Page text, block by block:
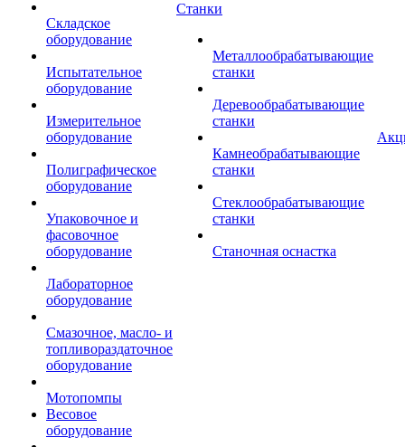
Складское
оборудование
Испытательное
оборудование
Измерительное
оборудование
Полиграфическое
оборудование
Упаковочное и
фасовочное
оборудование
Лабораторное
оборудование
Смазочное, масло- и
топливораздаточное
оборудование
Мотопомпы
Весовое
оборудование
Станки
Металлообрабатывающие
станки
Деревообрабатывающие
станки
Камнеобрабатывающие
станки
Стеклообрабатывающие
станки
Станочная оснастка